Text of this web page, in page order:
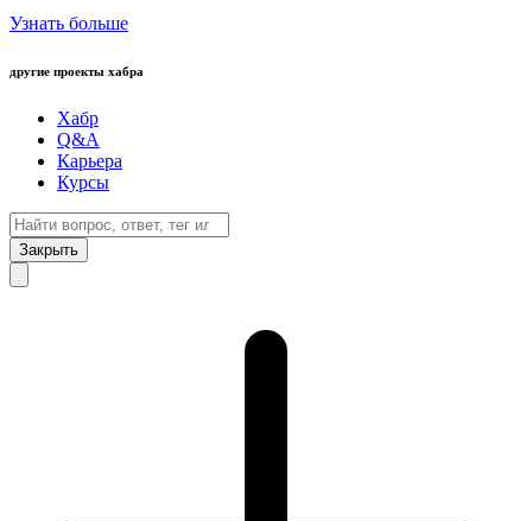
Узнать больше
другие проекты хабра
Хабр
Q&A
Карьера
Курсы
Закрыть